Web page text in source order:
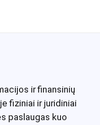
ir finansinių
fiziniai ir juridiniai
paslaugas kuo